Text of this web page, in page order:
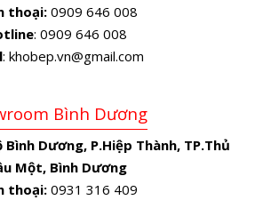
thoại:0909 646 008
: 0909 646 008
: khobep.vn@gmail.com
Bình Dương
Bình Dương, P.Hiệp Thành, TP.Thủ
Một, Bình Dương
thoại:0931 316 409